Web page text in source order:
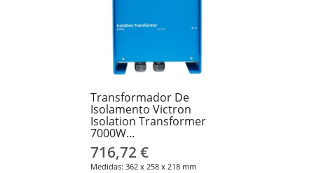
Transformador De
Isolamento Victron
Isolation Transformer
7000W...
716,72 €
Medidas: 362 x 258 x 218 mm